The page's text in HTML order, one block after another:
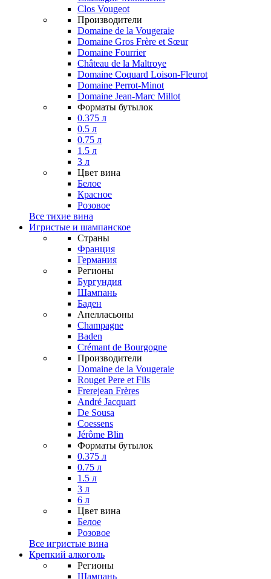
Clos Vougeot
Производители
Domaine de la Vougeraie
Domaine Gros Frère et Sœur
Domaine Fourrier
Château de la Maltroye
Domaine Coquard Loison-Fleurot
Domaine Perrot-Minot
Domaine Jean-Marc Millot
Форматы бутылок
0.375 л
0.5 л
0.75 л
1.5 л
3 л
Цвет вина
Белое
Красное
Розовое
Все тихие вина
Игристые и шампанское
Страны
Франция
Германия
Регионы
Бургундия
Шампань
Баден
Апелласьоны
Champagne
Baden
Crémant de Bourgogne
Производители
Domaine de la Vougeraie
Rouget Pere et Fils
Frerejean Frères
André Jacquart
De Sousa
Coessens
Jérôme Blin
Форматы бутылок
0.375 л
0.75 л
1.5 л
3 л
6 л
Цвет вина
Белое
Розовое
Все игристые вина
Крепкий алкоголь
Регионы
Шампань